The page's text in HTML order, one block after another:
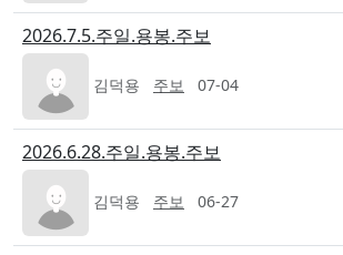
2026.7.5.주일.용봉.주보
김덕용 주보 07-04
2026.6.28.주일.용봉.주보
김덕용 주보 06-27